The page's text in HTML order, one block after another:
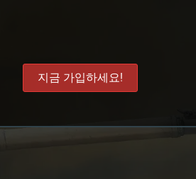
지금 가입하세요!